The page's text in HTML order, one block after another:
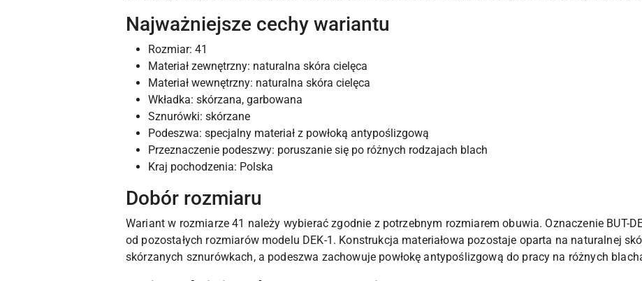
Najważniejsze cechy wariantu
Rozmiar: 41
Materiał zewnętrzny: naturalna skóra cielęca
Materiał wewnętrzny: naturalna skóra cielęca
Wkładka: skórzana, garbowana
Sznurówki: skórzane
Podeszwa: specjalny materiał z powłoką antypoślizgową
Przeznaczenie podeszwy: poruszanie się po różnych rodzajach blach
Kraj pochodzenia: Polska
Dobór rozmiaru
Wariant w rozmiarze 41 należy wybierać zgodnie z potrzebnym rozmiarem obuwia. Oznaczenie BUT-
od pozostałych rozmiarów modelu DEK-1. Konstrukcja materiałowa pozostaje oparta na naturalnej
skórzanych sznurówkach, a podeszwa zachowuje powłokę antypoślizgową do pracy na różnych